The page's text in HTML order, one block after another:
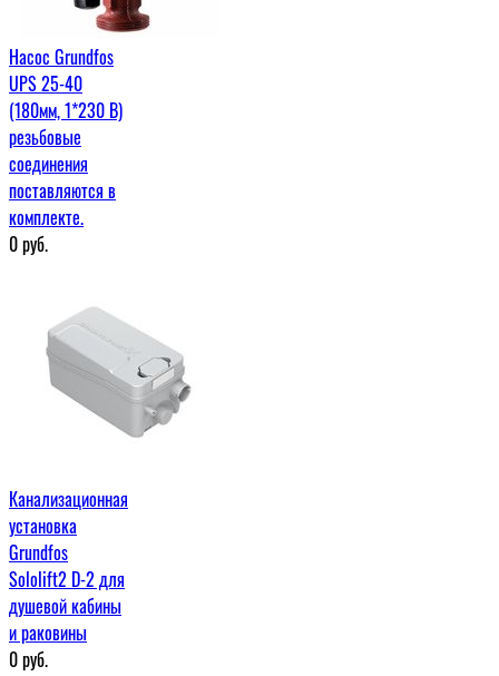
Насос Grundfos
UPS 25-40
(180мм, 1*230 В)
резьбовые
соединения
поставляются в
комплекте.
0руб.
Канализационная
установка
Grundfos
Sololift2 D-2 для
душевой кабины
и раковины
0руб.